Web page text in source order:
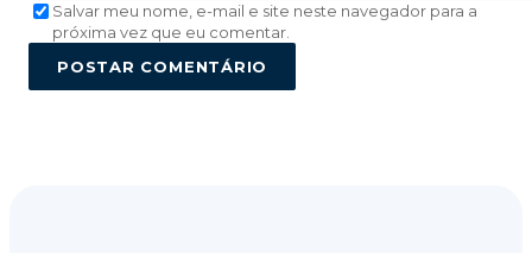
Salvar meu nome, e-mail e site neste navegador para a
próxima vez que eu comentar.
POSTAR COMENTÁRIO